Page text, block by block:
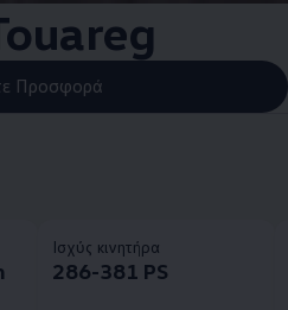
Προσφορά
Ισχύς κινητήρα
286-381 PS